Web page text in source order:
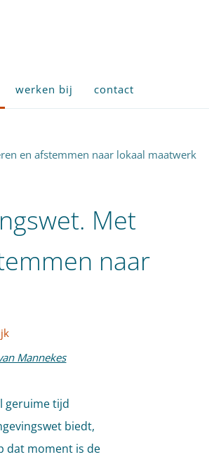
werken bij contact
en afstemmen naar lokaal maatwerk
Met
naar
Mannekes
geruime tijd
biedt,
dat moment is de